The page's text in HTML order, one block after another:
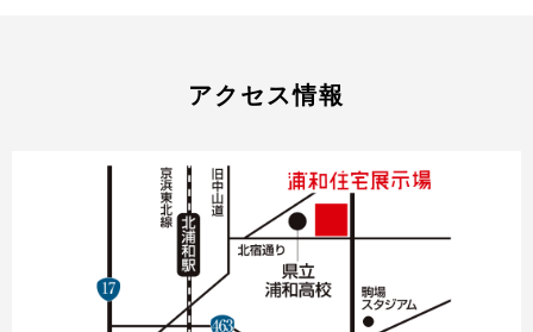
アクセス情報